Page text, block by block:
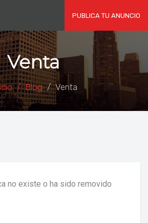
PUBLICA TU ANUNCIO
Venta
Blog Venta
no existe o ha sido removido